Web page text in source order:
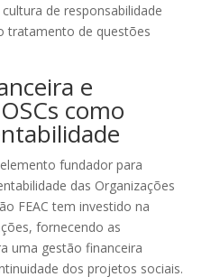
de responsabilidade
tratamento de questões
e
como
fundador para
das Organizações
FEAC tem investido na
fornecendo as
uma gestão financeira
dos projetos sociais.